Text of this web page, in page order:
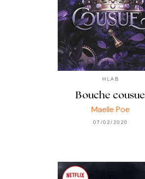
HLAB
Bouche cousue
Maelle Poe
07/02/2020